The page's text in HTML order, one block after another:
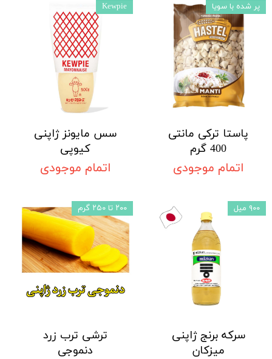
پاستا ترکی مانتی
400 گرم
اتمام موجودی
پر شده با سویا
سس مایونز ژاپنی
کیوپی
اتمام موجودی
Kewpie
سرکه برنج ژاپنی
میزکان
۹۰۰ میل
ترشی ترب زرد
دنموجی
۲۰۰ تا ۲۵۰ گرم